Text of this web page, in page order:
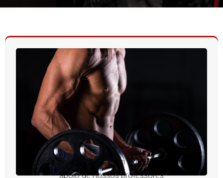
Aprenda a rosca direta com execução perfeita e
apoio de nossos professores